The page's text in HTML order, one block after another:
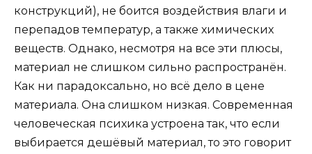
конструкций), не боится воздействия влаги и
перепадов температур, а также химических
веществ. Однако, несмотря на все эти плюсы,
материал не слишком сильно распространён.
Как ни парадоксально, но всё дело в цене
материала. Она слишком низкая. Современная
человеческая психика устроена так, что если
выбирается дешёвый материал, то это говорит